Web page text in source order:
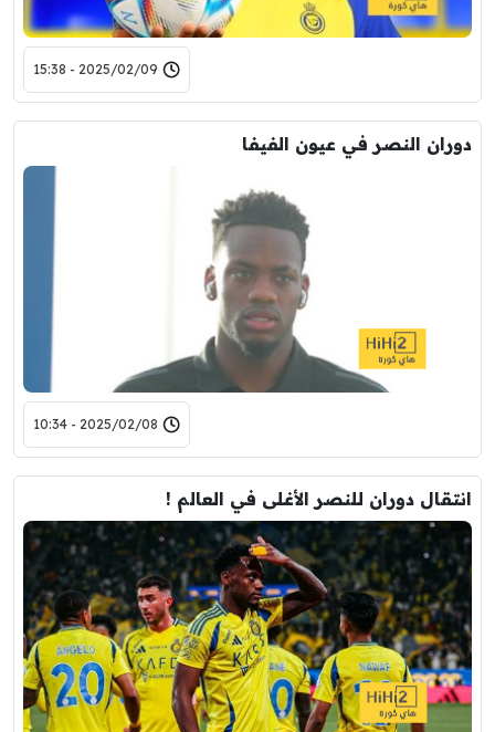
2025/02/09 - 15:38
دوران النصر في عيون الفيفا
2025/02/08 - 10:34
انتقال دوران للنصر الأغلى في العالم !